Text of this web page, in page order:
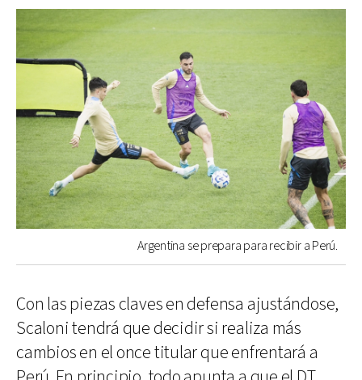
Argentina se prepara para recibir a Perú.
Con las piezas claves en defensa ajustándose,
Scaloni tendrá que decidir si realiza más
cambios en el once titular que enfrentará a